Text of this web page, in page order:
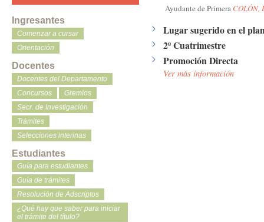
Ingresantes
Comenzar a cursar
Orientación
Docentes
Docentes del Departamento
Concursos
Gremios
Secr. de Investigación
Trámites
Selecciones interinas
Estudiantes
Guía para estudiantes
Guía de trámites
Resolución de Adscriptos
¿Qué hay que saber para iniciar
el trámite del título?
Ayudante de Primera COLÓN,
Lugar sugerido en el
2º Cuatrimestre
Promoción Directa
Ver más información